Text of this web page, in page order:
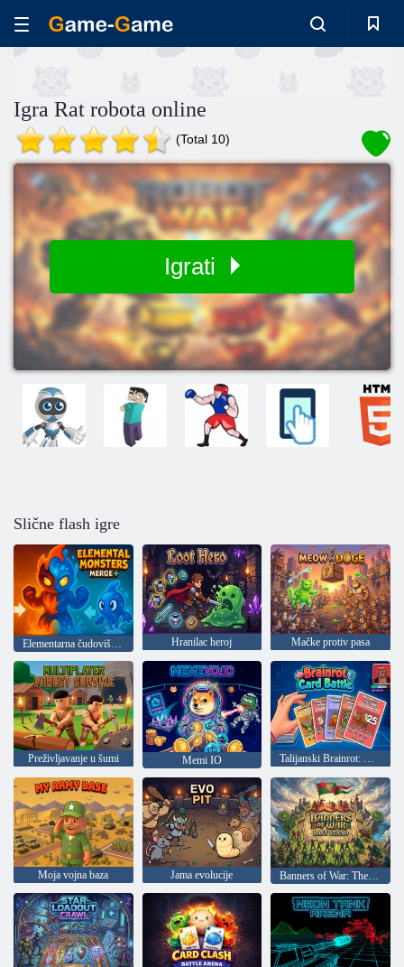
Igra Rat robota online
(Total 10)
Igrati
Slične flash igre
Elementarna čudovišta: Fuzija Hranilac heroj Mačke protiv pasa
Preživljavanje u šumi Memi IO Talijanski Brainrot: Card Battle
Moja vojna baza Jama evolucije Banners of War: The Last Stand